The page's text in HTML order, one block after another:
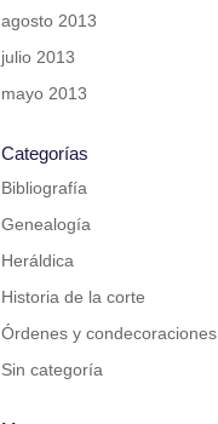
agosto 2013
julio 2013
mayo 2013
Categorías
Bibliografía
Genealogía
Heráldica
Historia de la corte
Órdenes y condecoraciones
Sin categoría